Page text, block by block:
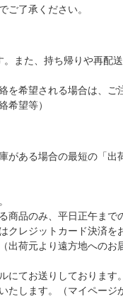
ご了承ください。
また、持ち帰りや再配
を希望される場合は、ご
希望等）
がある場合の最短の「
商品のみ、平日正午まで
クレジットカード決済を
出荷元より遠方地へのお
にてお送りしております
たします。（マイページ